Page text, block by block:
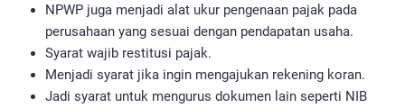
NPWP juga menjadi alat ukur pengenaan pajak pada
perusahaan yang sesuai dengan pendapatan usaha.
Syarat wajib restitusi pajak.
Menjadi syarat jika ingin mengajukan rekening koran.
Jadi syarat untuk mengurus dokumen lain seperti NIB